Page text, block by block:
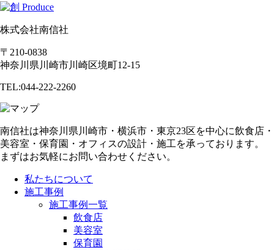
株式会社南信社
〒210-0838
神奈川県川崎市川崎区境町12-15
TEL:044-222-2260
南信社は神奈川県川崎市・横浜市・東京23区を中心に飲食店・
美容室・保育園・オフィスの設計・施工を承っております。
まずはお気軽にお問い合わせください。
私たちについて
施工事例
施工事例一覧
飲食店
美容室
保育園